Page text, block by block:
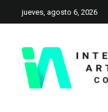
jueves, agosto 6, 2026